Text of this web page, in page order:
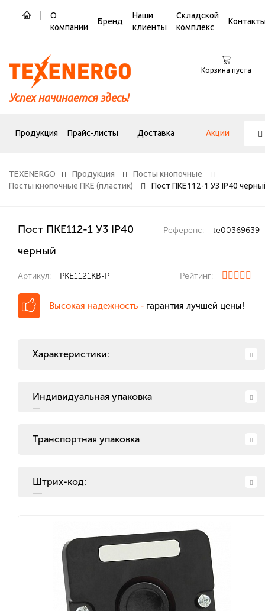
О
компании
Бренд
Наши
клиенты
Складской
комплекс
Успех начинается здесь!
Корзина пуста
Продукция Прайс-листы Доставка Акции
TEXENERGO Продукция
Посты кнопочные
Посты кнопочные ПКЕ (пластик)
Пост ПКЕ112-1 У3 IP40
Пост ПКЕ112-1 У3 IP40
черный
Референс: te00369639
Артикул: PKE1121KB-P Рейтинг:
Высокая надежность - гарантия лучшей цены!
Характеристики:
Индивидуальная упаковка
Транспортная упаковка
Штрих-код: